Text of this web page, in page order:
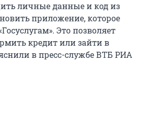
личные данные и код из
приложение, которое
Это позволяет
кредит или зайти в
в пресс-службе ВТБ РИА